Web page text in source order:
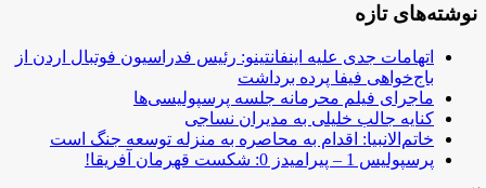
نوشته‌های تازه
اتهامات جدی علیه اینفانتینو: رئیس فدراسیون فوتبال اردن از
باج‌خواهی فیفا پرده برداشت
ماجرای فیلم محرمانه جلسه پرسپولیسی‌ها
کنایه جالب خلیلی به مدیران نساجی
خاتم‌الانبیا: اقدام به محاصره به منزله توسعه جنگ است
پرسپولیس 1 – پیرامیدز 0: شکست قهرمان آفریقا!